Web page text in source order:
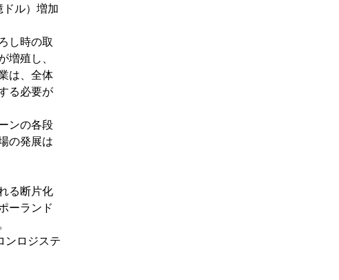
ル）増加
し時の取
殖し、
は、全体
る必要が
ンの各段
の発展は
る断片化
ーランド
ンロジステ